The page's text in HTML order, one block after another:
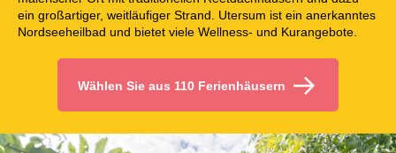
ein großartiger, weitläufiger Strand. Utersum ist ein anerkanntes
Nordseeheilbad und bietet viele Wellness- und Kurangebote.
Wählen Sie aus 110 Ferienhäusern